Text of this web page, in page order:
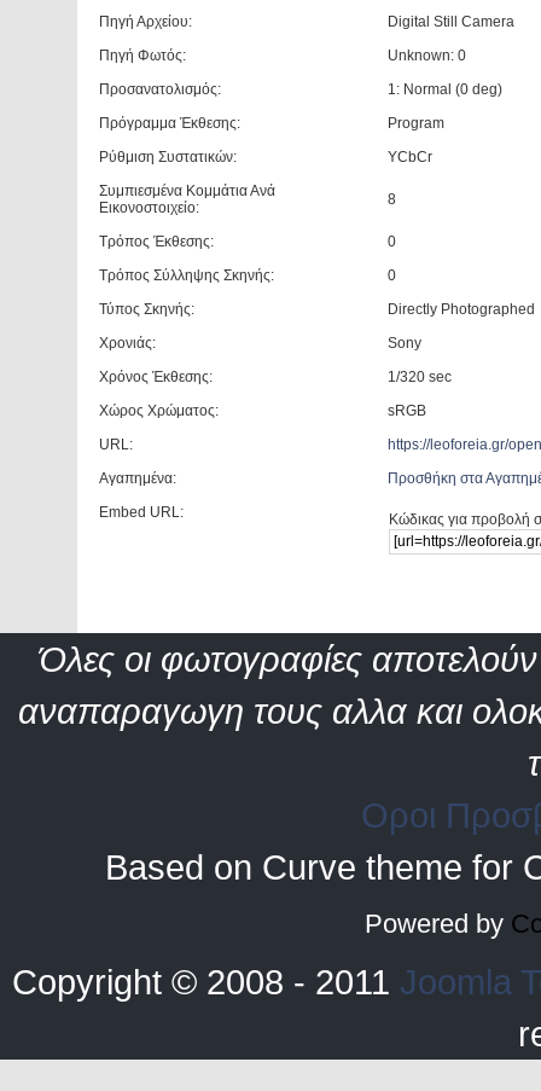
Πηγή Αρχείου:
Digital Still Camera
Πηγή Φωτός:
Unknown: 0
Προσανατολισμός:
1: Normal (0 deg)
Πρόγραμμα Έκθεσης:
Program
Ρύθμιση Συστατικών:
YCbCr
Συμπιεσμένα Κομμάτια Ανά
Εικονοστοιχείο:
8
Τρόπος Έκθεσης:
0
Τρόπος Σύλληψης Σκηνής:
0
Τύπος Σκηνής:
Directly Photographed
Χρονιάς:
Sony
Χρόνος Έκθεσης:
1/320 sec
Χώρος Χρώματος:
sRGB
URL:
https://leoforeia.gr/
Αγαπημένα:
Προσθήκη στα
Embed URL:
Κώδικας για προβολή
Όλες οι φωτογραφίες αποτελούν
αναπαραγωγη τους αλλα και
Οροι
Based on Curve theme for
Powered by
Copyright © 2008 - 2011 Joomla